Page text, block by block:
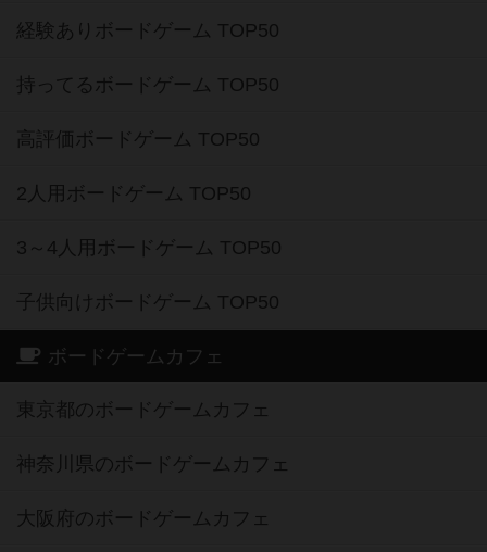
経験ありボードゲーム TOP50
持ってるボードゲーム TOP50
高評価ボードゲーム TOP50
2人用ボードゲーム TOP50
3～4人用ボードゲーム TOP50
子供向けボードゲーム TOP50
ボードゲームカフェ
東京都のボードゲームカフェ
神奈川県のボードゲームカフェ
大阪府のボードゲームカフェ